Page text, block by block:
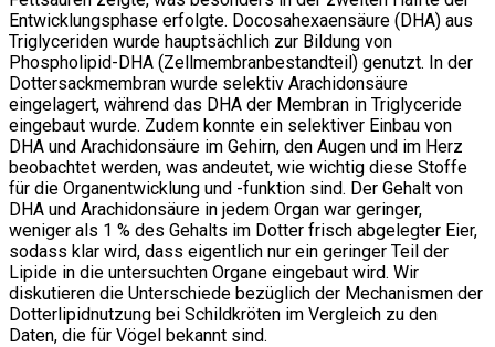
Entwicklungsphase erfolgte. Docosahexaensäure (DHA) aus
Triglyceriden wurde hauptsächlich zur Bildung von
Phospholipid-DHA (Zellmembranbestandteil) genutzt. In der
Dottersackmembran wurde selektiv Arachidonsäure
eingelagert, während das DHA der Membran in Triglyceride
eingebaut wurde. Zudem konnte ein selektiver Einbau von
DHA und Arachidonsäure im Gehirn, den Augen und im Herz
beobachtet werden, was andeutet, wie wichtig diese Stoffe
für die Organentwicklung und -funktion sind. Der Gehalt von
DHA und Arachidonsäure in jedem Organ war geringer,
weniger als 1 % des Gehalts im Dotter frisch abgelegter Eier,
sodass klar wird, dass eigentlich nur ein geringer Teil der
Lipide in die untersuchten Organe eingebaut wird. Wir
diskutieren die Unterschiede bezüglich der Mechanismen der
Dotterlipidnutzung bei Schildkröten im Vergleich zu den
Daten, die für Vögel bekannt sind.